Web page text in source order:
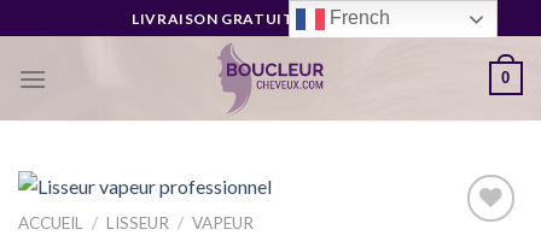
to
content
LIVRAISON GRATUITE EN 3-5 JOURS
0
ACCUEIL / LISSEUR / VAPEUR
French